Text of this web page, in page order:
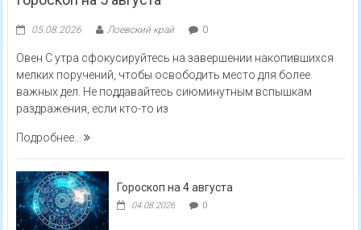
05.08.2026 Лоевский край 0
Овен С утра сфокусируйтесь на завершении накопившихся
мелких поручений, чтобы освободить место для более
важных дел. Не поддавайтесь сиюминутным вспышкам
раздражения, если кто-то из
Подробнее...
Гороскоп на 4 августа
04.08.2026 0